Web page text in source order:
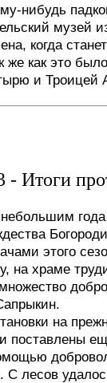
нибудь
музей
когда
же как это
и Троицей
- Итоги
этого
на храме
на
поставлены
С лесов